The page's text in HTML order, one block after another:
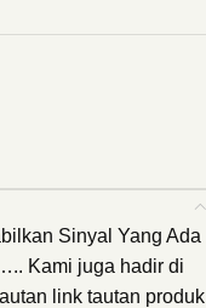
Sinyal Yang Ada
Kami juga hadir di
link tautan produk